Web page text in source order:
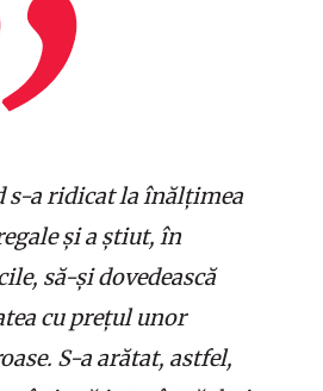
s-a ridicat la înălțimea
și a știut, în
să-și dovedească
cu prețul unor
S-a arătat, astfel,